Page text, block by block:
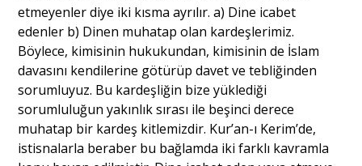
etmeyenler diye iki kısma ayrılır. a) Dine icabet
edenler b) Dinen muhatap olan kardeşlerimiz.
Böylece, kimisinin hukukundan, kimisinin de İslam
davasını kendilerine götürüp davet ve tebliğinden
sorumluyuz. Bu kardeşliğin bize yüklediği
sorumluluğun yakınlık sırası ile beşinci derece
muhatap bir kardeş kitlemizdir. Kur’an-ı Kerim’de,
istisnalarla beraber bu bağlamda iki farklı kavramla